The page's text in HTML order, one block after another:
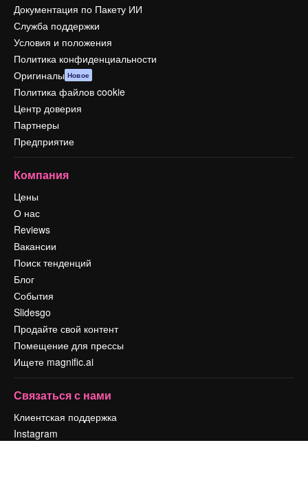
Документация по Пакету ИИ
Служба поддержки
Условия и положения
Политика конфиденциальности
Оригиналы Новое
Политика файлов cookie
Центр доверия
Партнеры
Предприятие
Компания
Цены
О нас
Reviews
Вакансии
Поиск тенденций
Блог
События
Slidesgo
Продайте свой контент
Помещение для прессы
Ищете magnific.ai
Связаться с нами
Клиентская поддержка
Instagram